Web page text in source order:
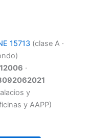
15713(clase A ·
·
y
y AAPP)